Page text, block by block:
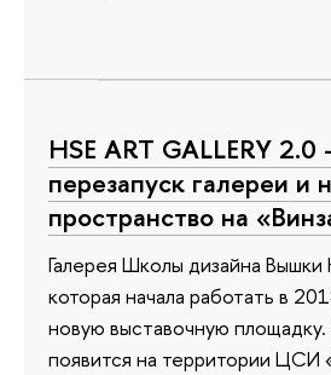
HSE ART GALLERY
перезапуск галереи и
пространство на
Галерея Школы дизайна Вышки
которая начала работать в
новую выставочную площадку.
появится на территории ЦСИ